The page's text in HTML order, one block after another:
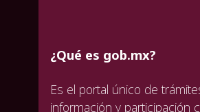
¿Qué es gob.mx?
Es el portal único de
información y participación